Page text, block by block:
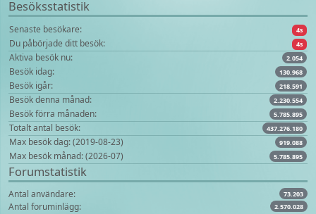
Besöksstatistik
Senaste besökare: 4s
Du påbörjade ditt besök: 4s
Aktiva besök nu: 2.054
Besök idag: 130.968
Besök igår: 218.591
Besök denna månad: 2.230.554
Besök förra månaden: 5.785.895
Totalt antal besök: 437.276.180
Max besök dag: (2019-08-23) 919.088
Max besök månad: (2026-07) 5.785.895
Forumstatistik
Antal användare: 73.203
Antal foruminlägg: 2.570.028